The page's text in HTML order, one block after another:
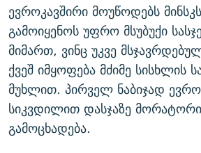
ევროკავშირი მოუწოდებს
გამოიყენოს უფრო მსუბუქი
მიმართ, ვინც უკვე
ქვეშ იმყოფება მძიმე სისხლის
მუხლით. პირველ ნაბიჯად
სიკვდილით დასჯაზე
გამოცხადება.